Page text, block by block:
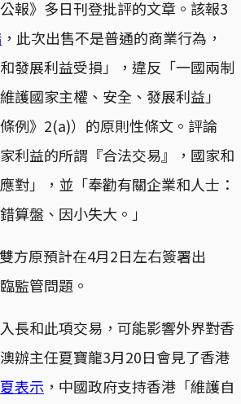
報》多日刊登批評的文章。該報3
，此次出售不是普通的商業行為，
發展利益受損」，違反「一國兩制
護國家主權、安全、發展利益」
條例》2(a)）的原則性條文。評論
利益的所謂『合法交易』，國家和
對」，並「奉勸有關企業和人士：
算盤、因小失大。」
方原預計在4月2日左右簽署出
監管問題。
長和此項交易，可能影響外界對香
辦主任夏寶龍3月20日會見了香港
夏表示 ，中國政府支持香港「維護自